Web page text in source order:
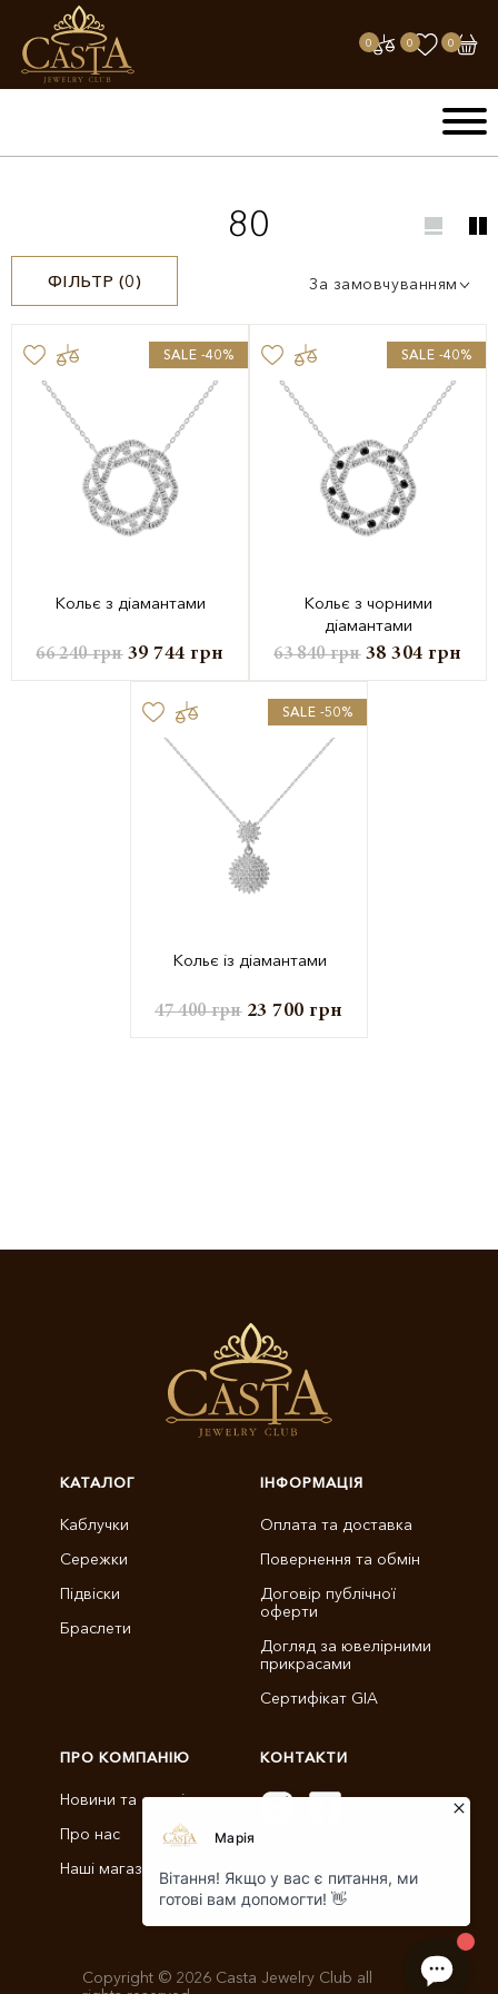
0 0 0
80
ФІЛЬТР (0) За замовчуванням
SALE -40%
Кольє з діамантами
66 240грн 39 744 грн
SALE -40%
Кольє з чорними
діамантами
63 840грн 38 304 грн
SALE -50%
Кольє із діамантами
47 400грн 23 700 грн
КАТАЛОГ
Каблучки
Сережки
Підвіски
Браслети
ІНФОРМАЦІЯ
Оплата та доставка
Повернення та обмін
Договір публічної
оферти
Догляд за ювелірними
прикрасами
Сертифікат GIA
ПРО КОМПАНІЮ
Новини та статті
Про нас
Наші магазини
КОНТАКТИ
+38 (096) 900-11-22
Copyright © 2026 Casta Jewelry Club all